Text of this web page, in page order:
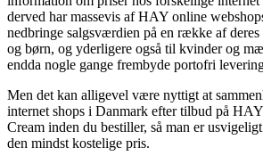
derved har massevis af HAY online
nedbringe salgsværdien på en række af
og børn, og yderligere også til kvinder og
endda nogle gange frembyde portofri
Men det kan alligevel være nyttigt at
internet shops i Danmark efter tilbud på
Cream inden du bestiller, så man er
den mindst kostelige pris.